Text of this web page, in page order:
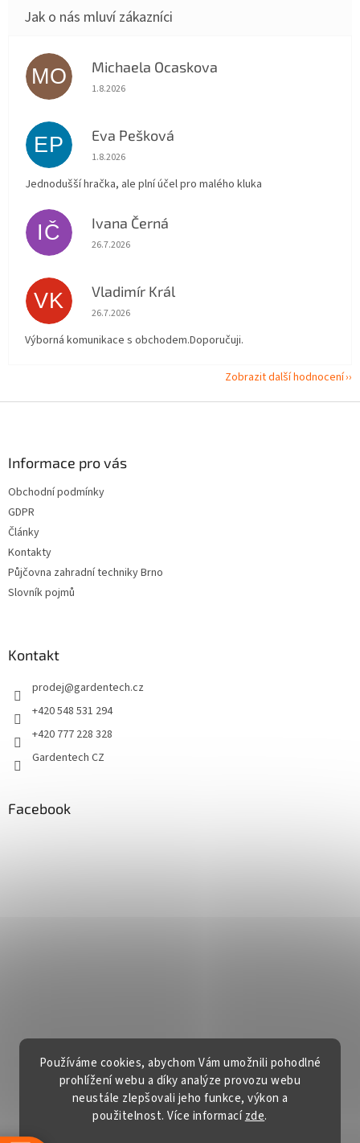
Používáme cookies, abychom Vám umožnili pohodlné
prohlížení webu a díky analýze provozu webu
neustále zlepšovali jeho funkce, výkon a
použitelnost. Více informacízde.
MO Michaela Ocaskova
Hodnocení obchodu je 5 z 5 hvězdiček.
1.8.2026
EP Eva Pešková
Hodnocení obchodu je 5 z 5 hvězdiček.
1.8.2026
Jednodušší hračka, ale plní účel pro malého kluka
IČ Ivana Černá
Hodnocení obchodu je 5 z 5 hvězdiček.
26.7.2026
VK Vladimír Král
Hodnocení obchodu je 5 z 5 hvězdiček.
26.7.2026
Výborná komunikace s obchodem.Doporučuji.
Zobrazit další hodnocení
Informace pro vás
Obchodní podmínky
GDPR
Články
Kontakty
Půjčovna zahradní techniky Brno
Slovník pojmů
Kontakt
prodej@gardentech.cz
+420 548 531 294
+420 777 228 328
Gardentech CZ
Facebook
Vytvořil Shoptet